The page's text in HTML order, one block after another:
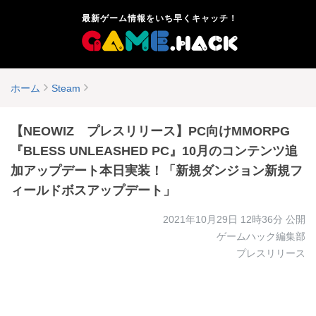
最新ゲーム情報をいち早くキャッチ！
ホーム Steam
【NEOWIZ プレスリリース】PC向けMMORPG
『BLESS UNLEASHED PC』10月のコンテンツ追
加アップデート本日実装！「新規ダンジョン新規フ
ィールドボスアップデート」
2021年10月29日 12時36分 公開
ゲームハック編集部
プレスリリース